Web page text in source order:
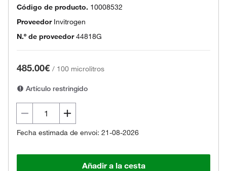
Código de producto. 10008532
Proveedor Invitrogen
N.º de proveedor 44818G
485.00€ / 100 microlitros
Artículo restringido
Fecha estimada de envoi: 21-08-2026
Añadir a la cesta